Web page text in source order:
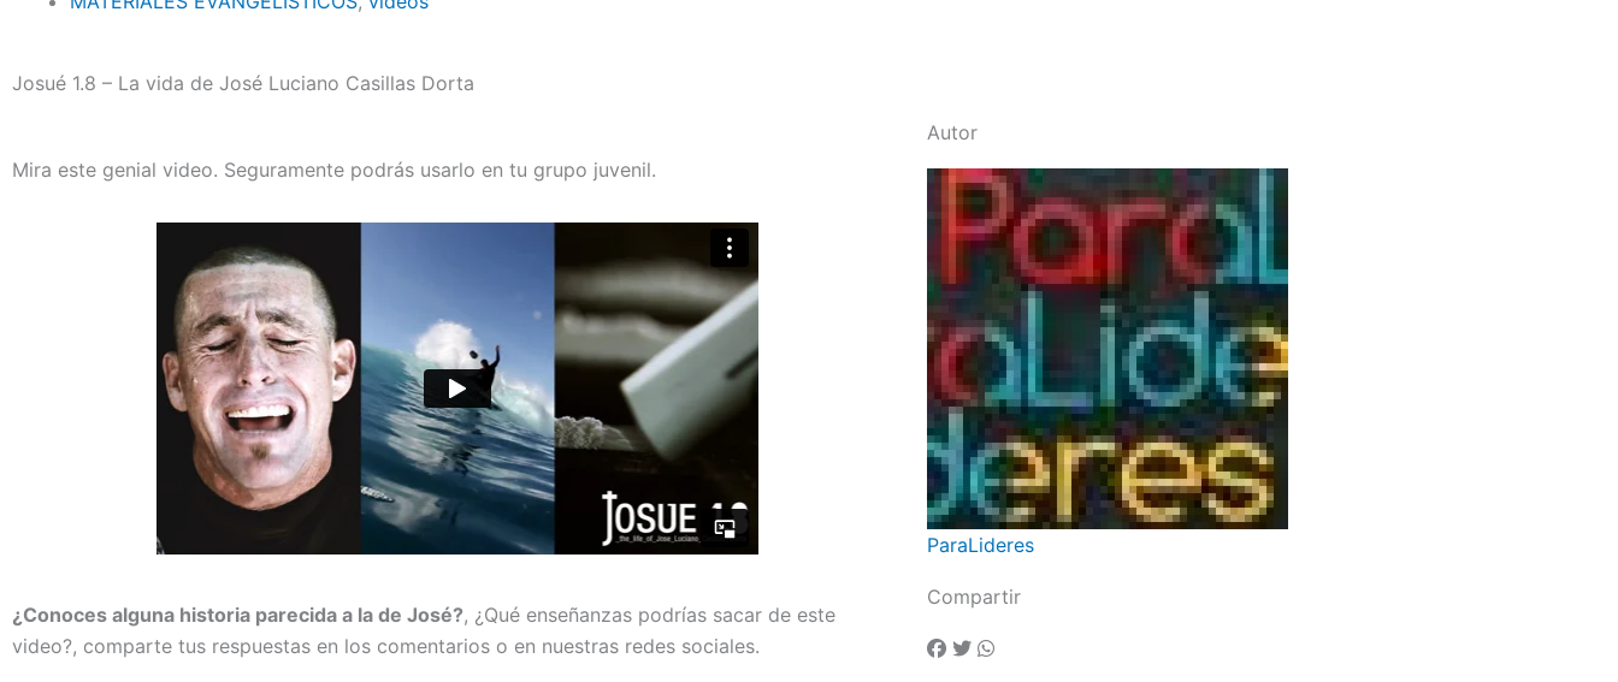
Josué 1.8 – La vida de José Luciano Casillas Dorta
Mira este genial video. Seguramente podrás usarlo en tu grupo juvenil.
¿Conoces alguna historia parecida a la de José?, ¿Qué enseñanzas podrías sacar de este
video?, comparte tus respuestas en los comentarios o en nuestras redes sociales.
Autor
ParaLideres
Compartir